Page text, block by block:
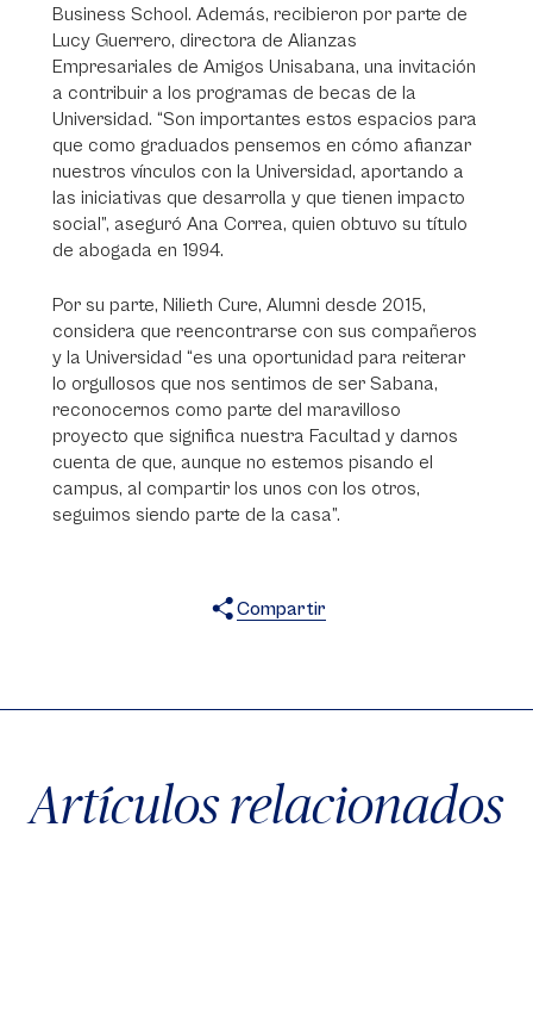
Business School. Además, recibieron por parte de
Lucy Guerrero, directora de Alianzas
Empresariales de Amigos Unisabana, una invitación
a contribuir a los programas de becas de la
Universidad. “Son importantes estos espacios para
que como graduados pensemos en cómo afianzar
nuestros vínculos con la Universidad, aportando a
las iniciativas que desarrolla y que tienen impacto
social”, aseguró Ana Correa, quien obtuvo su título
de abogada en 1994.
Por su parte, Nilieth Cure, Alumni desde 2015,
considera que reencontrarse con sus compañeros
y la Universidad “es una oportunidad para reiterar
lo orgullosos que nos sentimos de ser Sabana,
reconocernos como parte del maravilloso
proyecto que significa nuestra Facultad y darnos
cuenta de que, aunque no estemos pisando el
campus, al compartir los unos con los otros,
seguimos siendo parte de la casa”.
Compartir
Artículos relacionados